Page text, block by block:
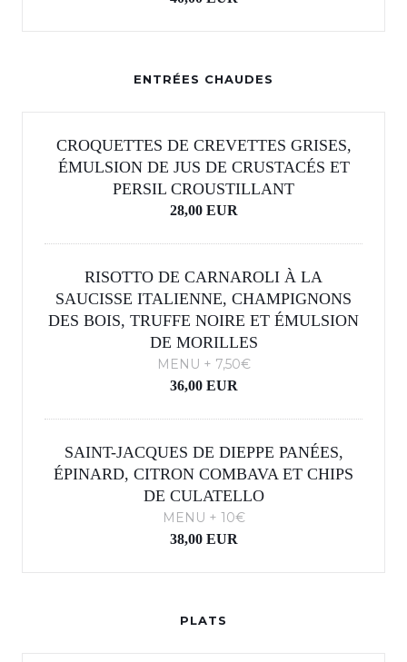
ENTRÉES CHAUDES
CROQUETTES DE CREVETTES GRISES,
ÉMULSION DE JUS DE CRUSTACÉS ET
PERSIL CROUSTILLANT
28,00 EUR
RISOTTO DE CARNAROLI À LA
SAUCISSE ITALIENNE, CHAMPIGNONS
DES BOIS, TRUFFE NOIRE ET ÉMULSION
DE MORILLES
MENU + 7,50€
36,00 EUR
SAINT-JACQUES DE DIEPPE PANÉES,
ÉPINARD, CITRON COMBAVA ET CHIPS
DE CULATELLO
MENU + 10€
38,00 EUR
PLATS